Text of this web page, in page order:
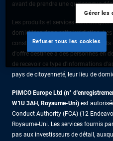
avant de prendre une quelconque
Les produits et services sont
domiciliées dans cette juridiction.
constituent pas une offre de
d'offre destinée à des personnes en
de recevoir ce type d'informations
pays de citoyenneté, leur lieu de
PIMCO Europe Ltd (n°
W1U 3AH, Royaume-Uni) est
Conduct Authority (FCA) (12
Royaume-Uni. Les services fournis
pas aux investisseurs de détail,
Gérer les
Refuser tous les cookies